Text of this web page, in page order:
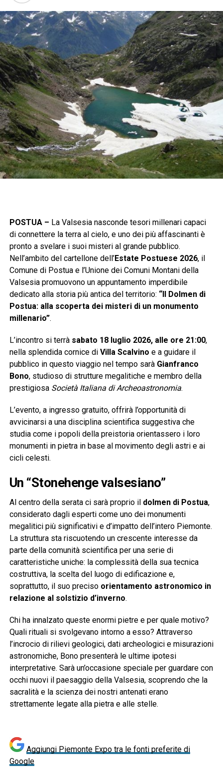
POSTUA – La Valsesia nasconde tesori millenari capaci
di connettere la terra al cielo, e uno dei più affascinanti è
pronto a svelare i suoi misteri al grande pubblico.
Nell’ambito del cartellone dell’Estate Postuese 2026, il
Comune di Postua e l’Unione dei Comuni Montani della
Valsesia promuovono un appuntamento imperdibile
dedicato alla storia più antica del territorio: “Il Dolmen di
Postua: alla scoperta dei misteri di un monumento
millenario”.
L’incontro si terrà sabato 18 luglio 2026, alle ore 21:00,
nella splendida cornice di Villa Scalvino e a guidare il
pubblico in questo viaggio nel tempo sarà Gianfranco
Bono, studioso di strutture megalitiche e membro della
prestigiosa Società Italiana di Archeoastronomia.
L’evento, a ingresso gratuito, offrirà l’opportunità di
avvicinarsi a una disciplina scientifica suggestiva che
studia come i popoli della preistoria orientassero i loro
monumenti in pietra in base al movimento degli astri e ai
cicli celesti.
Un “Stonehenge valsesiano”
Al centro della serata ci sarà proprio il dolmen di Postua,
considerato dagli esperti come uno dei monumenti
megalitici più significativi e d’impatto dell’intero Piemonte.
La struttura sta riscuotendo un crescente interesse da
parte della comunità scientifica per una serie di
caratteristiche uniche: la complessità della sua tecnica
costruttiva, la scelta del luogo di edificazione e,
soprattutto, il suo preciso orientamento astronomico in
relazione al solstizio d’inverno.
Chi ha innalzato queste enormi pietre e per quale motivo?
Quali rituali si svolgevano intorno a esso? Attraverso
l’incrocio di rilievi geologici, dati archeologici e misurazioni
astronomiche, Bono presenterà le ultime ipotesi
interpretative. Sarà un’occasione speciale per guardare con
occhi nuovi il paesaggio della Valsesia, scoprendo che la
sacralità e la scienza dei nostri antenati erano
strettamente legate alla pietra e alle stelle.
Aggiungi Piemonte Expo tra le fonti preferite di
Google